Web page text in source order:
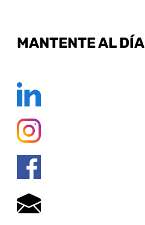
MANTENTE AL DÍA